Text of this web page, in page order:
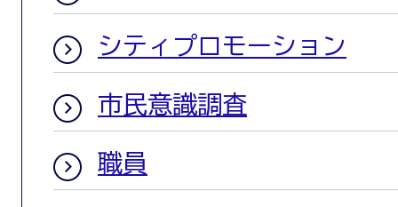
シティプロモーション
市民意識調査
職員